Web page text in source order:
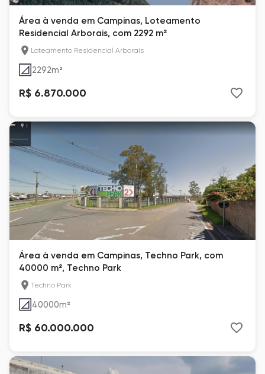
Área à venda em Campinas, Loteamento
Residencial Arborais, com 2292 m²
Loteamento Residencial Arborais
2292m²
R$ 6.870.000
Área à venda em Campinas, Techno Park, com
40000 m², Techno Park
Techno Park
40000m²
R$ 60.000.000